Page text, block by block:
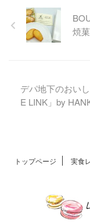
芽ソフト 自社農場の
の濃厚で香り高い味
能できます。山形の
かした極上の味わいが
焼
デパ地下のおい
E LINK」by
トップページ 実食